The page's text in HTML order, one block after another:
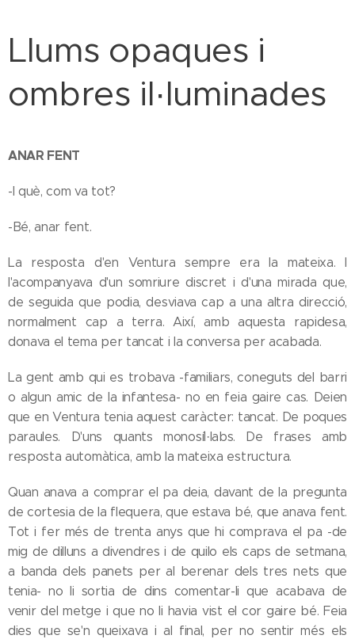
Llums opaques i
ombres il·luminades
ANAR FENT
-I què, com va tot?
-Bé, anar fent.
La resposta d'en Ventura sempre era la mateixa. I
l'acompanyava d'un somriure discret i d'una mirada que,
de seguida que podia, desviava cap a una altra direcció,
normalment cap a terra. Així, amb aquesta rapidesa,
donava el tema per tancat i la conversa per acabada.
La gent amb qui es trobava -familiars, coneguts del barri
o algun amic de la infantesa- no en feia gaire cas. Deien
que en Ventura tenia aquest caràcter: tancat. De poques
paraules. D'uns quants monosíl·labs. De frases amb
resposta automàtica, amb la mateixa estructura.
Quan anava a comprar el pa deia, davant de la pregunta
de cortesia de la flequera, que estava bé, que anava fent.
Tot i fer més de trenta anys que hi comprava el pa -de
mig de dilluns a divendres i de quilo els caps de setmana,
a banda dels panets per al berenar dels tres nets que
tenia- no li sortia de dins comentar-li que acabava de
venir del metge i que no li havia vist el cor gaire bé. Feia
dies que se'n queixava i al final, per no sentir més els